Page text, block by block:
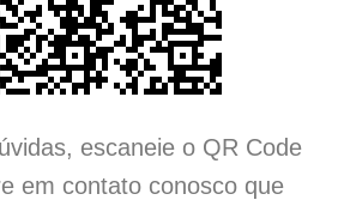
escaneie o QR Code
em contato conosco que